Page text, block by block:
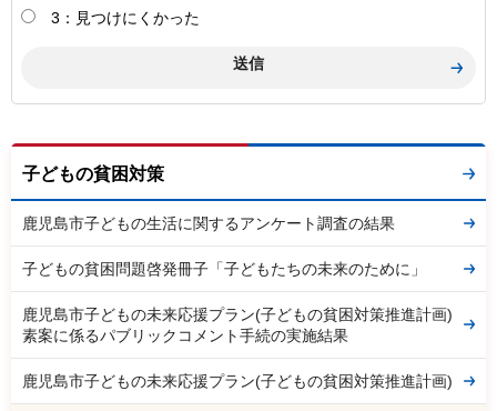
3：見つけにくかった
子どもの貧困対策
鹿児島市子どもの生活に関するアンケート調査の結果
子どもの貧困問題啓発冊子「子どもたちの未来のために」
鹿児島市子どもの未来応援プラン(子どもの貧困対策推進計画)
素案に係るパブリックコメント手続の実施結果
鹿児島市子どもの未来応援プラン(子どもの貧困対策推進計画)